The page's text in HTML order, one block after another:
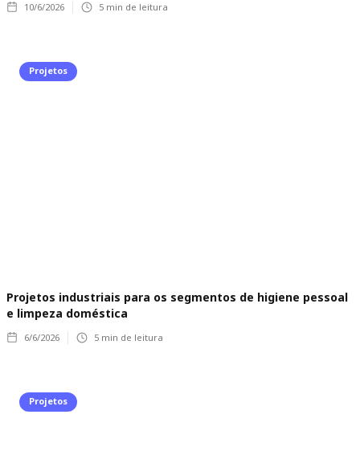
10/6/2026 5 min de leitura
Projetos
Projetos industriais para os segmentos de higiene pessoal
e limpeza doméstica
6/6/2026 5 min de leitura
Projetos